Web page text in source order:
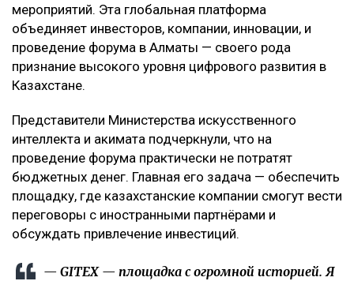
мероприятий. Эта глобальная платформа
объединяет инвесторов, компании, инновации, и
проведение форума в Алматы — своего рода
признание высокого уровня цифрового развития в
Казахстане.
Представители Министерства искусственного
интеллекта и акимата подчеркнули, что на
проведение форума практически не потратят
бюджетных денег. Главная его задача — обеспечить
площадку, где казахстанские компании смогут вести
переговоры с иностранными партнёрами и
обсуждать привлечение инвестиций.
— GITEX — площадка с огромной историей. Я